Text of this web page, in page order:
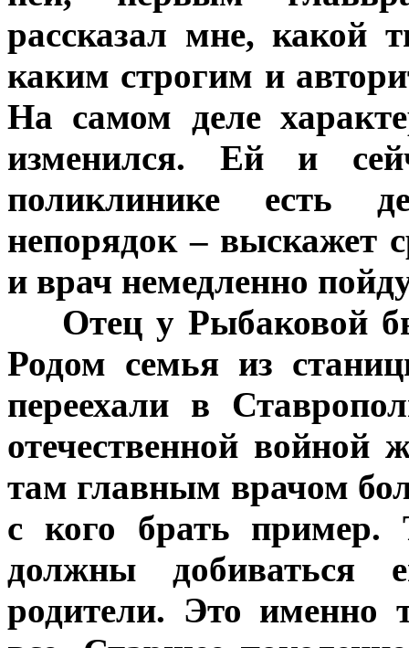
рассказал мне, какой
каким строгим и
На самом деле
изменился. Ей и
поликлинике есть
непорядок – выскажет
и врач немедленно
Отец у Рыбаковой
Родом семья из
переехали в
отечественной
там главным врачом
с кого брать
должны добиваться
родители. Это именно